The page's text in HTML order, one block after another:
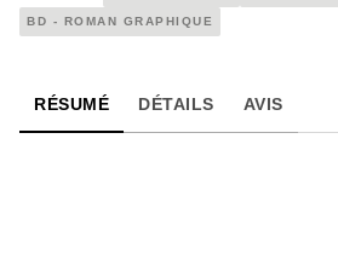
BD - ROMAN GRAPHIQUE
RÉSUMÉ DÉTAILS AVIS